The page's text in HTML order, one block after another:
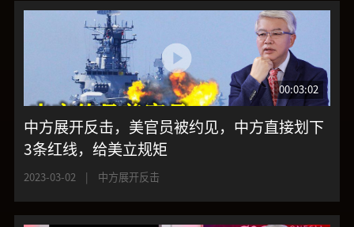
00:03:02
中方展开反击，美官员被约见，中方直接划下
3条红线，给美立规矩
2023-03-02 | 中方展开反击